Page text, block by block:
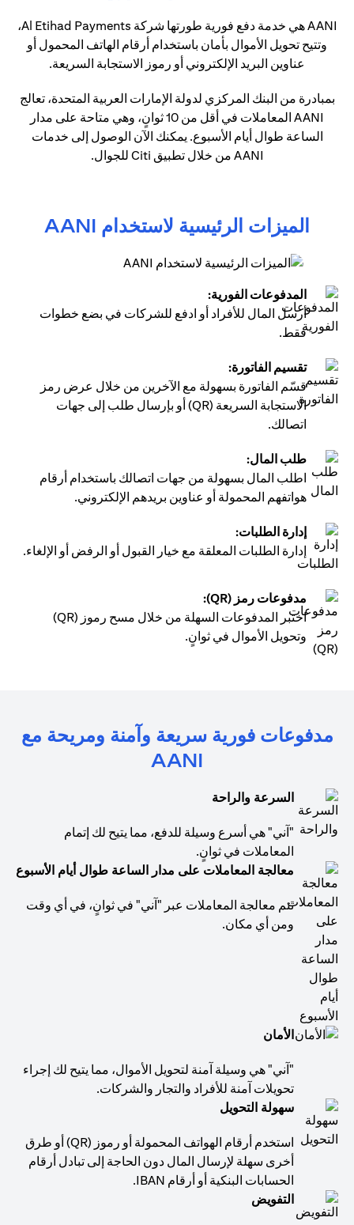
AANI هي خدمة دفع فورية طورتها شركة Al Etihad Payments،
وتتيح تحويل الأموال بأمان باستخدام أرقام الهاتف المحمول أو
عناوين البريد الإلكتروني أو رموز الاستجابة السريعة.
بمبادرة من البنك المركزي لدولة الإمارات العربية المتحدة، تعالج
AANI المعاملات في أقل من 10 ثوانٍ، وهي متاحة على مدار
الساعة طوال أيام الأسبوع. يمكنك الآن الوصول إلى خدمات
AANI من خلال تطبيق Citi للجوال.
الميزات الرئيسية لاستخدام AANI
المدفوعات الفورية:
أرسل المال للأفراد أو ادفع للشركات في بضع خطوات
فقط.
تقسيم الفاتورة:
قسّم الفاتورة بسهولة مع الآخرين من خلال عرض رمز
الاستجابة السريعة (QR) أو بإرسال طلب إلى جهات
اتصالك.
طلب المال:
اطلب المال بسهولة من جهات اتصالك باستخدام أرقام
هواتفهم المحمولة أو عناوين بريدهم الإلكتروني.
إدارة الطلبات:
إدارة الطلبات المعلقة مع خيار القبول أو الرفض أو الإلغاء.
مدفوعات رمز (QR):
اختبر المدفوعات السهلة من خلال مسح رموز (QR)
وتحويل الأموال في ثوانٍ.
مدفوعات فورية سريعة وآمنة ومريحة مع
AANI
السرعة والراحة
"آني" هي أسرع وسيلة للدفع، مما يتيح لك إتمام
المعاملات في ثوانٍ.
معالجة المعاملات على مدار الساعة طوال أيام الأسبوع
تتم معالجة المعاملات عبر "آني" في ثوانٍ، في أي وقت
ومن أي مكان.
الأمان
"آني" هي وسيلة آمنة لتحويل الأموال، مما يتيح لك إجراء
تحويلات آمنة للأفراد والتجار والشركات.
سهولة التحويل
استخدم أرقام الهواتف المحمولة أو رموز (QR) أو طرق
أخرى سهلة لإرسال المال دون الحاجة إلى تبادل أرقام
الحسابات البنكية أو أرقام IBAN.
التفويض